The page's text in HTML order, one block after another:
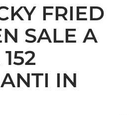
FRIED
SALE A
IN